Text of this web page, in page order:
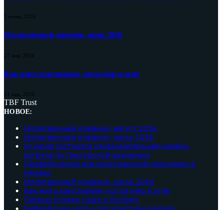
5 июня, 2026
Молитвенный дневник, июнь 2026
27 мая, 2026
Как жить христианам, когда мир в огне
21 мая, 2026
TBF Trust
НОВОЕ:
Молитвенный дневник, август 2026
Молитвенный дневник, июль 2026
10 июня состоится ознакомительная онлайн-
встреча по Пасторской академии
Профобучение для христианской молодежи в
Непале
Молитвенный дневник, июнь 2026
Как жить христианам, когда мир в огне
Патрик Сухдео ушел к Господу